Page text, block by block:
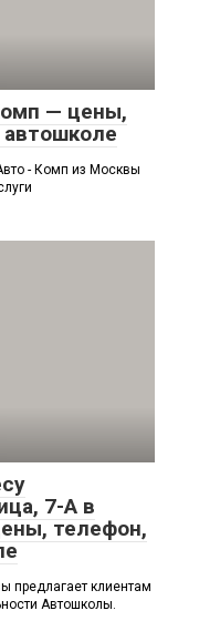
— цены,
- Комп из Москвы
7-А в
телефон,
клиентам
Автошколы.